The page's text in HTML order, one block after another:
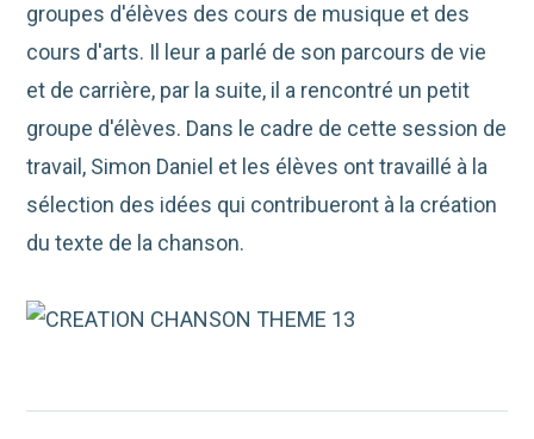
groupes d'élèves des cours de musique et des
cours d'arts. Il leur a parlé de son parcours de vie
et de carrière, par la suite, il a rencontré un petit
groupe d'élèves. Dans le cadre de cette session de
travail, Simon Daniel et les élèves ont travaillé à la
sélection des idées qui contribueront à la création
du texte de la chanson.